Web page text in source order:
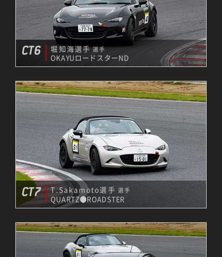
CT6 堀知海選手選手
OKAYUロードスターND
CT7 T.Sakamoto選手 選手
QUARTZ●ROADSTER